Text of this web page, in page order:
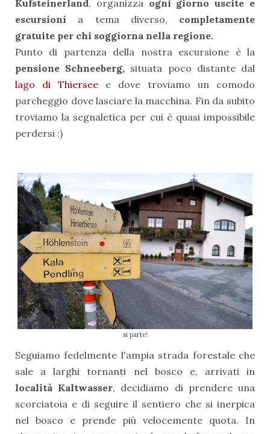
Kufsteinerland, organizza ogni giorno uscite e
escursioni a tema diverso, completamente
gratuite per chi soggiorna nella regione.
Punto di partenza della nostra escursione è la
pensione Schneeberg, situata poco distante dal
lago di Thiersee e dove troviamo un comodo
parcheggio dove lasciare la macchina. Fin da subito
troviamo la segnaletica per cui è quasi impossibile
perdersi :)
si parte!
Seguiamo fedelmente l'ampia strada forestale che
sale a larghi tornanti nel bosco e, arrivati in
località Kaltwasser, decidiamo di prendere una
scorciatoia e di seguire il sentiero che si inerpica
nel bosco e prende più velocemente quota. In